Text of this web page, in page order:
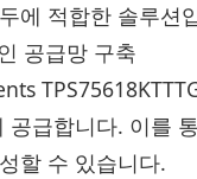
에 적합한 솔루션
공급망 구축
급합니다. 이를
할 수 있습니다.